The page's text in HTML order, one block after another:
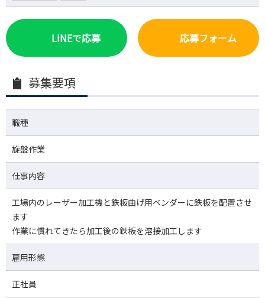
LINEで応募 応募フォーム
募集要項
職種
旋盤作業
仕事内容
工場内のレーザー加工機と鉄板曲げ用ベンダーに鉄板を配置させ
ます
作業に慣れてきたら加工後の鉄板を溶接加工します
雇用形態
正社員